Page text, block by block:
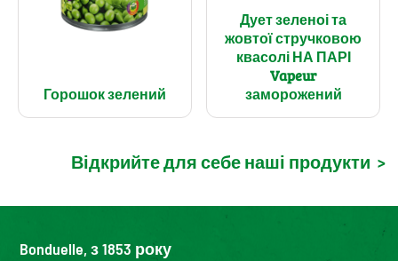
Горошок зелений
Дует зеленоі та
жовтої стручковою
квасолі НА ПАРІ
Vapeur
заморожений
Відкрийте для себе наші продукти >
Bonduelle, з 1853 року